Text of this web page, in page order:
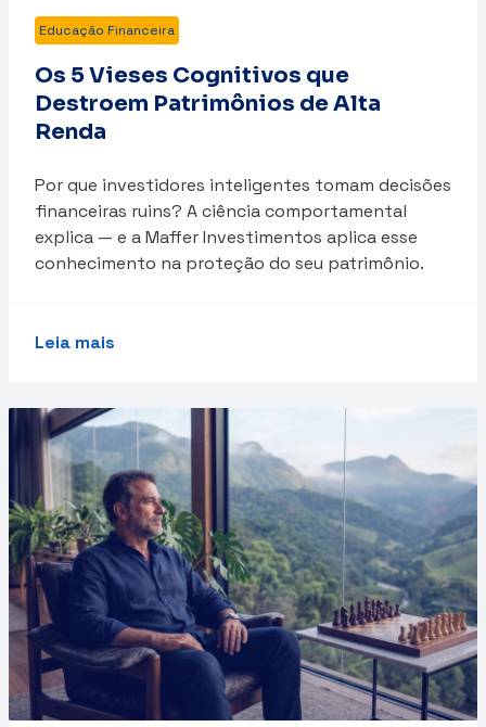
Educação Financeira
Os 5 Vieses Cognitivos que
Destroem Patrimônios de Alta
Renda
Por que investidores inteligentes tomam decisões
financeiras ruins? A ciência comportamental
explica — e a Maffer Investimentos aplica esse
conhecimento na proteção do seu patrimônio.
Leia mais